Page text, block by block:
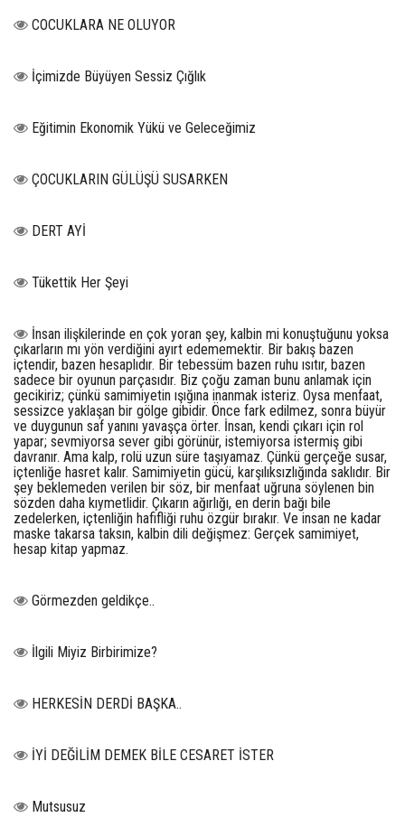
COCUKLARA NE OLUYOR
İçimizde Büyüyen Sessiz Çığlık
Eğitimin Ekonomik Yükü ve Geleceğimiz
ÇOCUKLARIN GÜLÜŞÜ SUSARKEN
DERT AYİ
Tükettik Her Şeyi
İnsan ilişkilerinde en çok yoran şey, kalbin mi konuştuğunu yoksa
çıkarların mı yön verdiğini ayırt edememektir. Bir bakış bazen
içtendir, bazen hesaplıdır. Bir tebessüm bazen ruhu ısıtır, bazen
sadece bir oyunun parçasıdır. Biz çoğu zaman bunu anlamak için
gecikiriz; çünkü samimiyetin ışığına inanmak isteriz. Oysa menfaat,
sessizce yaklaşan bir gölge gibidir. Önce fark edilmez, sonra büyür
ve duygunun saf yanını yavaşça örter. İnsan, kendi çıkarı için rol
yapar; sevmiyorsa sever gibi görünür, istemiyorsa istermiş gibi
davranır. Ama kalp, rolü uzun süre taşıyamaz. Çünkü gerçeğe susar,
içtenliğe hasret kalır. Samimiyetin gücü, karşılıksızlığında saklıdır. Bir
şey beklemeden verilen bir söz, bir menfaat uğruna söylenen bin
sözden daha kıymetlidir. Çıkarın ağırlığı, en derin bağı bile
zedelerken, içtenliğin hafifliği ruhu özgür bırakır. Ve insan ne kadar
maske takarsa taksın, kalbin dili değişmez: Gerçek samimiyet,
hesap kitap yapmaz.
Görmezden geldikçe..
İlgili Miyiz Birbirimize?
HERKESİN DERDİ BAŞKA..
İYİ DEĞİLİM DEMEK BİLE CESARET İSTER
Mutsusuz